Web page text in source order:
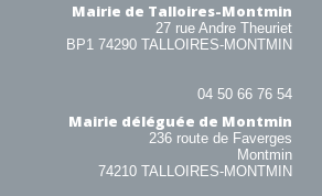
Mairie de Talloires-Montmin
27 rue Andre Theuriet
BP1 74290 TALLOIRES-MONTMIN
04 50 66 76 54
Mairie déléguée de Montmin
236 route de Faverges
Montmin
74210 TALLOIRES-MONTMIN